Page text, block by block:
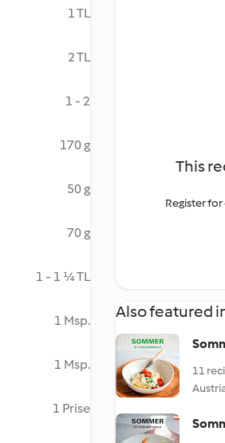
1 TL
2 TL
1 - 2
170 g
50 g
70 g
1 - 1 ¼ TL
1 Msp.
1 Msp.
1 Prise
This
Register
Also featured
11